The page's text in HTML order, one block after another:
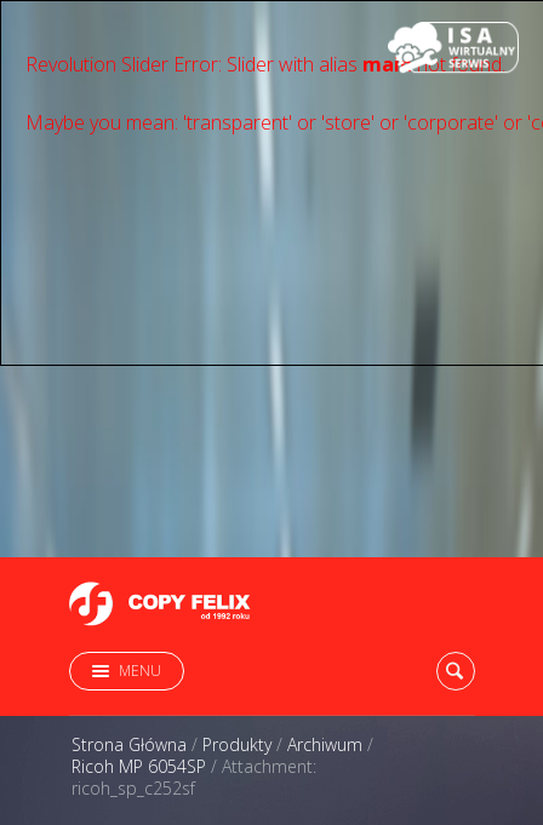
Revolution Slider Error: Slider with alias mainnot found.
Maybe you mean: 'transparent' or 'store' or 'сorporate' or
MENU
Strona Główna / Produkty/ Archiwum /
Ricoh MP 6054SP / Attachment:
ricoh_sp_c252sf